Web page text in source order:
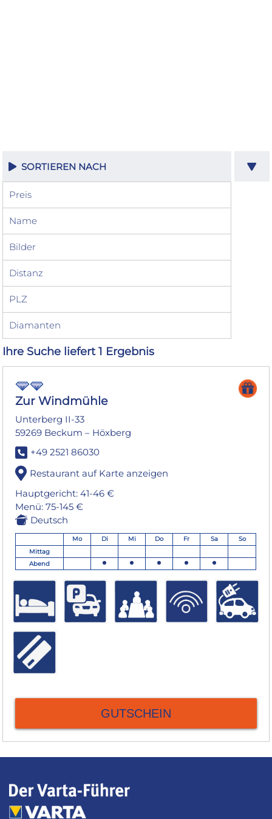
SORTIEREN NACH
Preis
Name
Bilder
Distanz
PLZ
Diamanten
Ihre Suche liefert 1 Ergebnis
Zur Windmühle
Unterberg II-33
59269 Beckum – Höxberg
+49 2521 86030
Restaurant auf Karte anzeigen
Hauptgericht: 41-46 €
Menü: 75-145 €
Deutsch
Mo Di Mi Do Fr Sa
So
Mittag
Abend
GUTSCHEIN